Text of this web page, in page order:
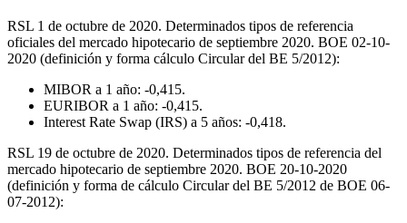
RSL 1 de octubre de 2020. Determinados tipos de referencia
oficiales del mercado hipotecario de septiembre 2020. BOE 02-10-
2020 (definición y forma cálculo Circular del BE 5/2012):
MIBOR a 1 año: -0,415.
EURIBOR a 1 año: -0,415.
Interest Rate Swap (IRS) a 5 años: -0,418.
RSL 19 de octubre de 2020. Determinados tipos de referencia del
mercado hipotecario de septiembre 2020. BOE 20-10-2020
(definición y forma de cálculo Circular del BE 5/2012 de BOE 06-
07-2012):